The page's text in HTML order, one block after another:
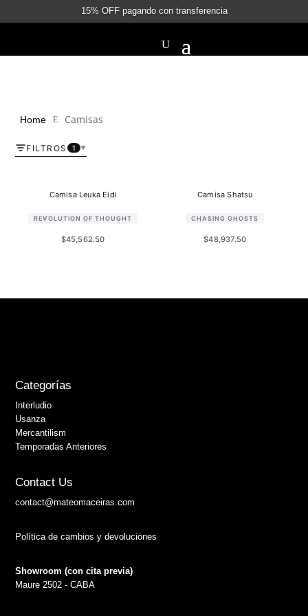
15% OFF pagando con transferencia
Home E Camisas
FILTROS 1 ▼
Camisa Leuka Eidi
REVOLUTION OF THOUGHT
$45,562.50
Camisa Shatsu
CHASING GHOSTS
$48,937.50
Categorías
Interludio
Usanza
Mercantilism
Temporadas Anteriores
Contact Us
contact@mateomaceiras.com
Política de cambios y devoluciones
Showroom (con cita previa)
Maure 2502 - CABA